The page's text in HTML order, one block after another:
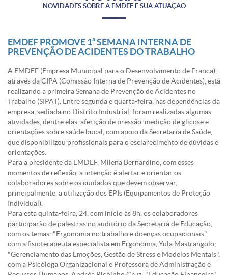
NOVIDADES SOBRE A EMDEF E SUA ATUAÇÃO
EMDEF PROMOVE 1ª SEMANA INTERNA DE
PREVENÇÃO DE ACIDENTES DO TRABALHO
A EMDEF (Empresa Municipal para o Desenvolvimento de Franca),
através da CIPA (Comissão Interna de Prevenção de Acidentes), está
realizando a primeira Semana de Prevenção de Acidentes no
Trabalho (SIPAT). Entre segunda e quarta-feira, nas dependências da
empresa, sediada no Distrito Industrial, foram realizadas algumas
atividades, dentre elas, aferição de pressão, medição de glicose e
orientações sobre saúde bucal, com apoio da Secretaria de Saúde,
que disponibilizou profissionais para o esclarecimento de dúvidas e
orientações.
Para a presidente da EMDEF, Milena Bernardino, com esses
momentos de reflexão, a intenção é alertar e orientar os
colaboradores sobre os cuidados que devem observar,
principalmente, a utilização dos EPIs (Equipamentos de Proteção
Individual).
Para esta quinta-feira, 24, com início às 8h, os colaboradores
participarão de palestras no auditório da Secretaria de Educação,
com os temas: "Ergonomia no trabalho e doenças ocupacionais",
com a fisioterapeuta especialista em Ergonomia, Yula Mastrangolo;
"Gerenciamento das Emoções, Gestão de Stress e Modelos Mentais",
com a Psicóloga Organizacional e Professora de Administração e